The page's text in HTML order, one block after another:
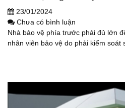
23/01/2024
Chưa có bình luận
Nhà bảo vệ phía trước phải đủ lớn
nhân viên bảo vệ do phải kiểm